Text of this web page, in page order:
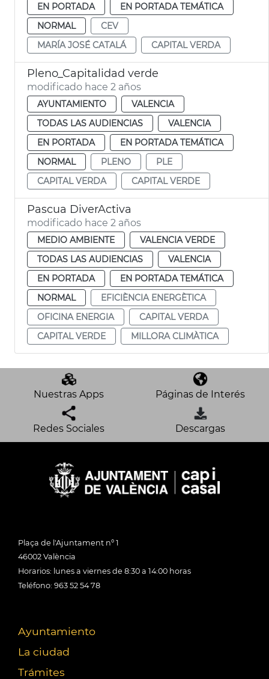
EN PORTADA
EN PORTADA TEMÁTICA
NORMAL
CEV
MARÍA JOSÉ CATALÁ
CAPITAL VERDA
Pleno_Capitalidad verde
modificado hace 2 años
AYUNTAMIENTO
VALENCIA
TODAS LAS AUDIENCIAS
VALENCIA
EN PORTADA
EN PORTADA TEMÁTICA
NORMAL
PLENO
PLE
CAPITAL VERDA
CAPITAL VERDE
Pascua DiverActiva
modificado hace 2 años
MEDIO AMBIENTE
VALENCIA VERDE
TODAS LAS AUDIENCIAS
VALENCIA
EN PORTADA
EN PORTADA TEMÁTICA
NORMAL
EFICIÈNCIA ENERGÈTICA
OFICINA ENERGIA
CAPITAL VERDA
CAPITAL VERDE
MILLORA CLIMÀTICA
Nuestras Apps Páginas de Interés
Redes Sociales Descargas
Plaça de l'Ajuntament nº 1
46002 València
Horarios: lunes a viernes de 8:30 a 14:00 horas
Teléfono: 963 52 54 78
Ayuntamiento
La ciudad
Trámites